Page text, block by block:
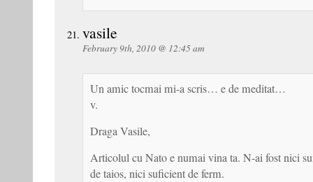
vasile
February 9th, 2010 @ 12:45 am
Un amic tocmai mi-a scris… e de meditat…
v.
Draga Vasile,
Articolul cu Nato e numai vina ta. N-ai fost nici
de taios, nici suficient de ferm.